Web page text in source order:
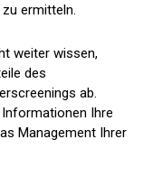
ermitteln.
weiter wissen,
des
ab.
Ihre
Management Ihrer